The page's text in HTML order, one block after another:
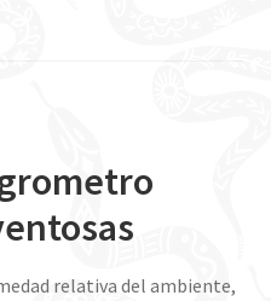
relativa del ambiente,